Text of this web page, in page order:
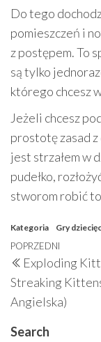
Do tego
pomieszczeń i
z postępem. To
są tylko
którego chcesz
Jeżeli chcesz
prostotę zasad
jest strzałem w
pudełko,
stworom robić
Kategoria Gry
Nawigacja
wpisu
Poprzedni
wpis
POPRZEDNI
Exploding
Streaking
Angielska)
Search